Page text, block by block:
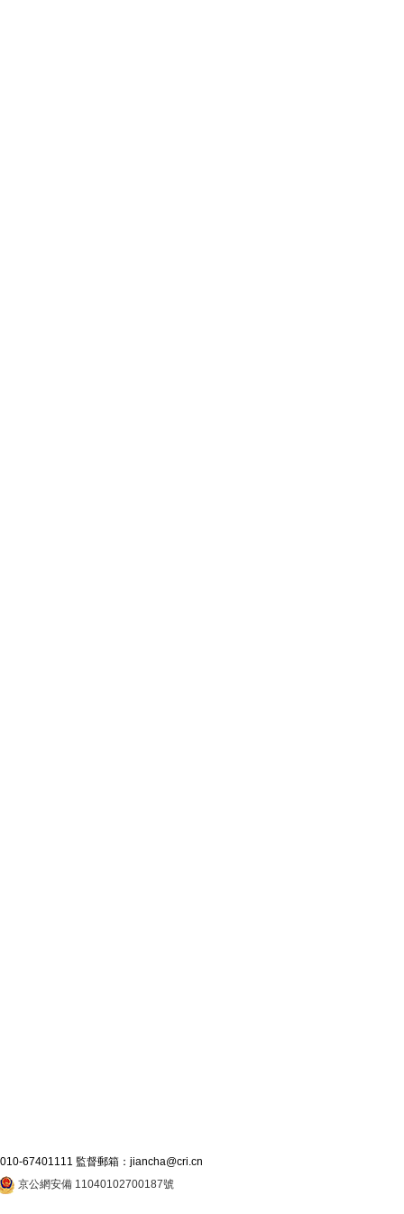
67401111 監督郵箱：jiancha@cri.cn
京公網安備 11040102700187號